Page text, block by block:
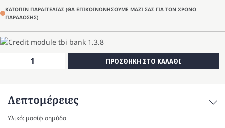
ΚΑΤΟΠΙΝ ΠΑΡΑΓΓΕΛΙΑΣ (ΘΑ ΕΠΙΚΟΙΝΩΝΗΣΟΥΜΕ ΜΑΖΙ ΣΑΣ ΓΙΑ ΤΟΝ ΧΡΟΝΟ
ΠΑΡΑΔΟΣΗΣ)
ΠΡΟΣΘΗΚΗ ΣΤΟ ΚΑΛΑΘΙ
Λεπτομέρειες
Υλικό: μασίφ σημύδα